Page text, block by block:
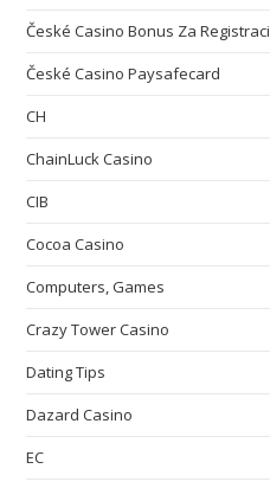
České Casino Bonus Za Registraci
České Casino Paysafecard
CH
ChainLuck Casino
CIB
Cocoa Casino
Computers, Games
Crazy Tower Сasino
Dating Tips
Dazard Casino
EC